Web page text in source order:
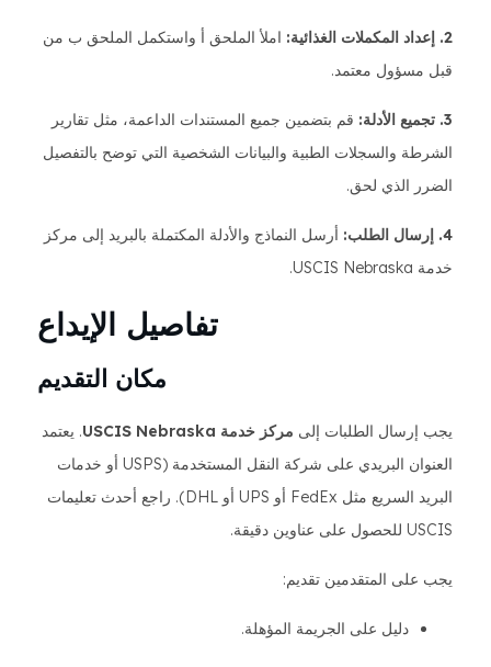
2. إعداد المكملات الغذائية:
املأ الملحق أ واستكمل الملحق ب من
قبل مسؤول معتمد.
3. تجميع الأدلة:
قم بتضمين جميع المستندات الداعمة، مثل تقارير
الشرطة والسجلات الطبية والبيانات الشخصية التي توضح بالتفصيل
الضرر الذي لحق.
4. إرسال الطلب:
أرسل النماذج والأدلة المكتملة بالبريد إلى مركز
خدمة USCIS Nebraska.
تفاصيل الإيداع
مكان التقديم
يجب إرسال الطلبات إلى مركز خدمة USCIS Nebraska
. يعتمد
العنوان البريدي على شركة النقل المستخدمة (USPS أو خدمات
البريد السريع مثل FedEx أو UPS أو DHL). راجع أحدث تعليمات
USCIS للحصول على عناوين دقيقة.
يجب على المتقدمين تقديم:
دليل على الجريمة المؤهلة.